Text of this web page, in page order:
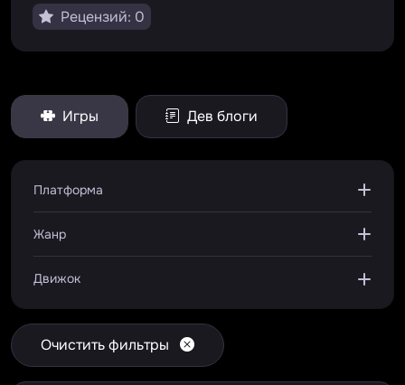
Рецензий: 0
Игры Дев блоги
Платформа
Жанр
Движок
Очистить фильтры